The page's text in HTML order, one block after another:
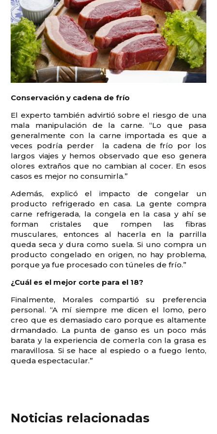
Conservación y cadena de frío
El experto también advirtió sobre el riesgo de una
mala manipulación de la carne. “Lo que pasa
generalmente con la carne importada es que a
veces podría perder la cadena de frío por los
largos viajes y hemos observado que eso genera
olores extraños que no cambian al cocer. En esos
casos es mejor no consumirla.”
Además, explicó el impacto de congelar un
producto refrigerado en casa. La gente compra
carne refrigerada, la congela en la casa y ahí se
forman cristales que rompen las fibras
musculares, entonces al hacerla en la parrilla
queda seca y dura como suela. Si uno compra un
producto congelado en origen, no hay problema,
porque ya fue procesado con túneles de frío.”
¿Cuál es el mejor corte para el 18?
Finalmente, Morales compartió su preferencia
personal. “A mí siempre me dicen el lomo, pero
creo que es demasiado caro porque es altamente
drmandado. La punta de ganso es un poco más
barata y la experiencia de comerla con la grasa es
maravillosa. Si se hace al espiedo o a fuego lento,
queda espectacular.”
Noticias relacionadas